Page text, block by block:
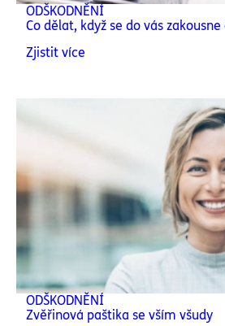
ODŠKODNĚNÍ
Co dělat, když se do vás zakousne
Zjistit více
ODŠKODNĚNÍ
Zvěřinová paštika se vším všudy